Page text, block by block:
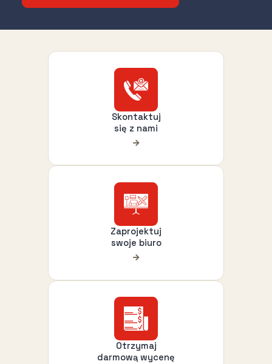
Skontaktuj
się z nami
Zaprojektuj
swoje biuro
Otrzymaj
darmową wycenę